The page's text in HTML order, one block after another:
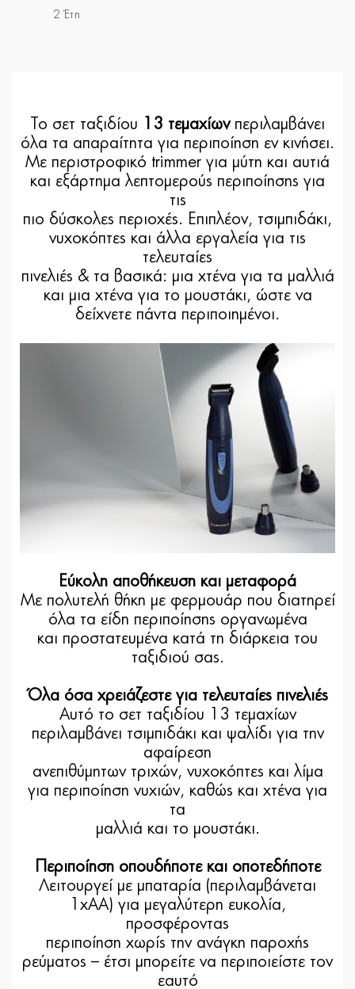
2 Έτη
Το σετ ταξιδίου 13 τεμαχίωνπεριλαμβάνει
όλα τα απαραίτητα για περιποίηση εν κινήσει.
Με περιστροφικό trimmer για μύτη και αυτιά
και εξάρτημα λεπτομερούς περιποίησης για
τις
πιο δύσκολες περιοχές. Επιπλέον, τσιμπιδάκι,
νυχοκόπτες και άλλα εργαλεία για τις
τελευταίες
πινελιές & τα βασικά: μια χτένα για τα μαλλιά
και μια χτένα για το μουστάκι, ώστε να
δείχνετε πάντα περιποιημένοι.
Εύκολη αποθήκευση και μεταφορά
Με πολυτελή θήκη με φερμουάρ που διατηρεί
όλα τα είδη περιποίησης οργανωμένα
και προστατευμένα κατά τη διάρκεια του
ταξιδιού σας.
Όλα όσα χρειάζεστε για τελευταίες πινελιές
Αυτό το σετ ταξιδίου 13 τεμαχίων
περιλαμβάνει τσιμπιδάκι και ψαλίδι για την
αφαίρεση
ανεπιθύμητων τριχών, νυχοκόπτες και λίμα
για περιποίηση νυχιών, καθώς και χτένα για
τα
μαλλιά και το μουστάκι.
Περιποίηση οπουδήποτε και οποτεδήποτε
Λειτουργεί με μπαταρία (περιλαμβάνεται
1xAA) για μεγαλύτερη ευκολία,
προσφέροντας
περιποίηση χωρίς την ανάγκη παροχής
ρεύματος – έτσι μπορείτε να περιποιείστε τον
εαυτό